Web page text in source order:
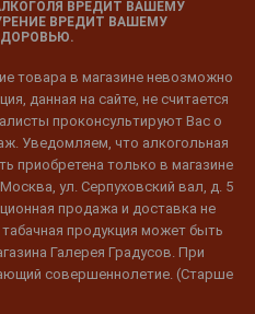
ВРЕДИТ ВАШЕМУ
ВРЕДИТ ВАШЕМУ
товара в магазине невозможно
данная на сайте, не считается
проконсультируют Вас о
Уведомляем, что алкогольная
приобретена только в магазине
ул. Серпуховский вал, д. 5
продажа и доставка не
продукция может быть
Галерея Градусов. При
совершеннолетие. (Старше